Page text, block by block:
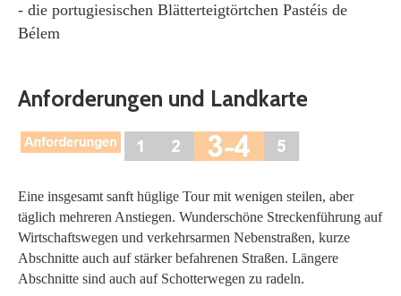
- die portugiesischen Blätterteigtörtchen Pastéis de
Bélem
Anforderungen und Landkarte
Eine insgesamt sanft hüglige Tour mit wenigen steilen, aber
täglich mehreren Anstiegen. Wunderschöne Streckenführung auf
Wirtschaftswegen und verkehrsarmen Nebenstraßen, kurze
Abschnitte auch auf stärker befahrenen Straßen. Längere
Abschnitte sind auch auf Schotterwegen zu radeln.